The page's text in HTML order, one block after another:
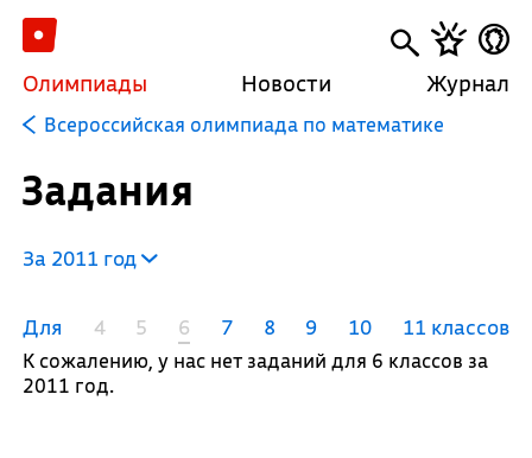
Олимпиады Новости Журнал
Всероссийская олимпиада по математике
Задания
За 2011 год
Для 4 5 6 7 8 9 10 11 классов
К сожалению, у нас нет заданий для 6 классов за
2011 год.